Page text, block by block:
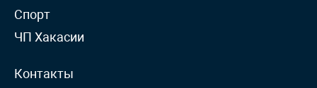
Спорт
ЧП Хакасии
Контакты